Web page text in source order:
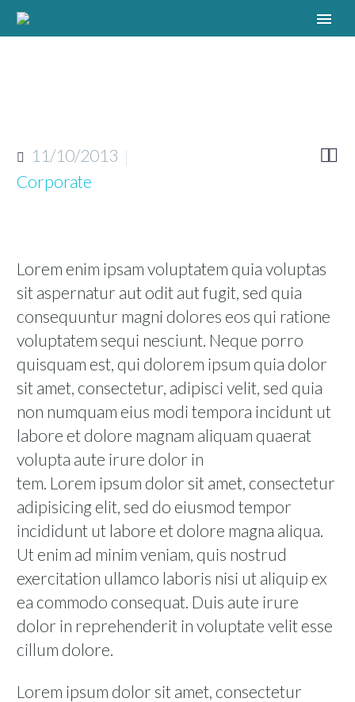

11/10/2013
Corporate
Lorem enim ipsam voluptatem quia voluptas
sit aspernatur aut odit aut fugit, sed quia
consequuntur magni dolores eos qui ratione
voluptatem sequi nesciunt. Neque porro
quisquam est, qui dolorem ipsum quia dolor
sit amet, consectetur, adipisci velit, sed quia
non numquam eius modi tempora incidunt ut
labore et dolore magnam aliquam quaerat
volupta aute irure dolor in
tem. Lorem ipsum dolor sit amet, consectetur
adipisicing elit, sed do eiusmod tempor
incididunt ut labore et dolore magna aliqua.
Ut enim ad minim veniam, quis nostrud
exercitation ullamco laboris nisi ut aliquip ex
ea commodo consequat. Duis aute irure
dolor in reprehenderit in voluptate velit esse
cillum dolore.
Lorem ipsum dolor sit amet, consectetur